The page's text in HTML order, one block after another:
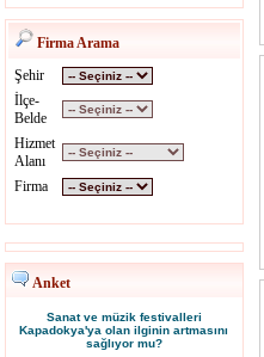
Firma Arama
Şehir
İlçe-
Belde
Hizmet
Alanı
Firma
Anket
Sanat ve müzik festivalleri
Kapadokya'ya olan ilginin artmasını
sağlıyor mu?